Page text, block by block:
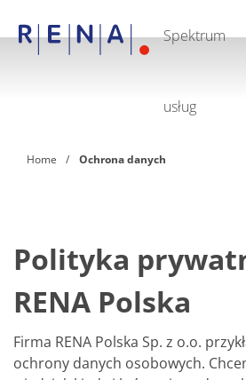
Spektrum
usług
Home Ochrona danych
Polityka
RENA Polska
Firma RENA Polska Sp. z o.o.
ochrony danych osobowych.